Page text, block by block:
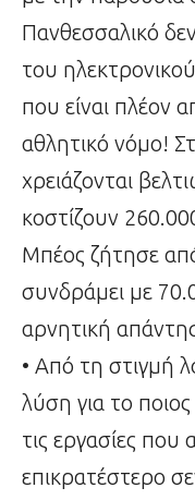
Πανθεσσαλικό
του
που είναι πλέον
αθλητικό νόμο!
χρειάζονται
κοστίζουν
Μπέος ζήτησε
συνδράμει με
αρνητική
• Από τη στιγμή
λύση για το
τις εργασίες που
επικρατέστερο